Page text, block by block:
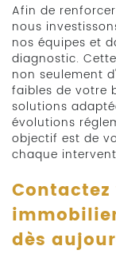
Afin de
nous
nos équipes et
diagnostic.
non seulement
faibles de votre
solutions
évolutions
objectif est de
chaque
dès